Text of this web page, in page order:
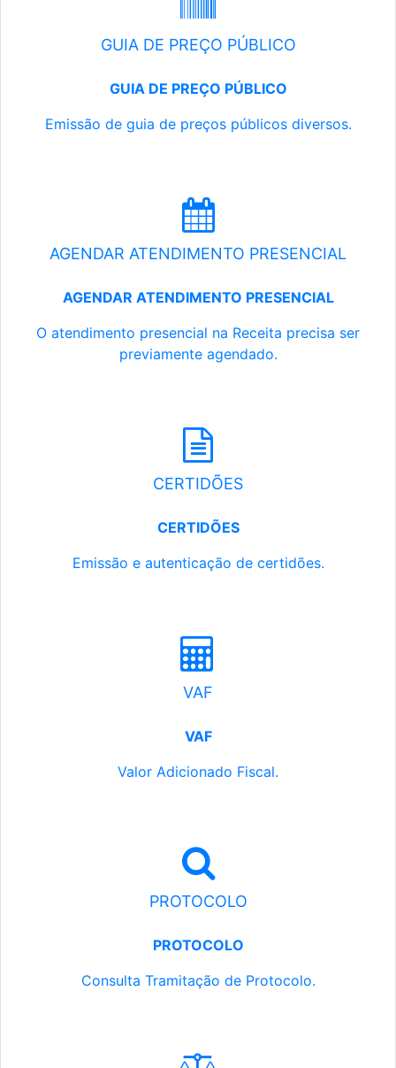
GUIA DE PREÇO PÚBLICO
GUIA DE PREÇO PÚBLICO
Emissão de guia de preços públicos diversos.
AGENDAR ATENDIMENTO PRESENCIAL
AGENDAR ATENDIMENTO PRESENCIAL
O atendimento presencial na Receita precisa ser
previamente agendado.
CERTIDÕES
CERTIDÕES
Emissão e autenticação de certidões.
VAF
VAF
Valor Adicionado Fiscal.
PROTOCOLO
PROTOCOLO
Consulta Tramitação de Protocolo.